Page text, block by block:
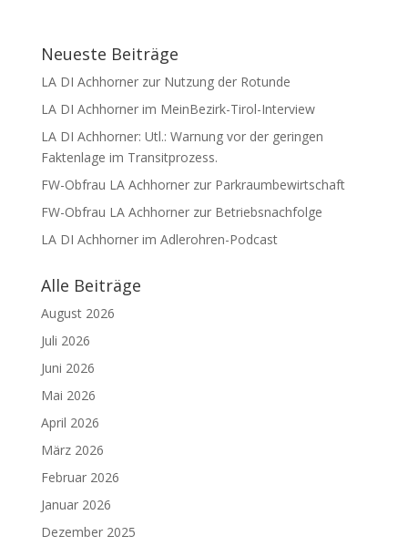
Neueste Beiträge
LA DI Achhorner zur Nutzung der Rotunde
LA DI Achhorner im MeinBezirk-Tirol-Interview
LA DI Achhorner: Utl.: Warnung vor der geringen
Faktenlage im Transitprozess.
FW-Obfrau LA Achhorner zur Parkraumbewirtschaft
FW-Obfrau LA Achhorner zur Betriebsnachfolge
LA DI Achhorner im Adlerohren-Podcast
Alle Beiträge
August 2026
Juli 2026
Juni 2026
Mai 2026
April 2026
März 2026
Februar 2026
Januar 2026
Dezember 2025